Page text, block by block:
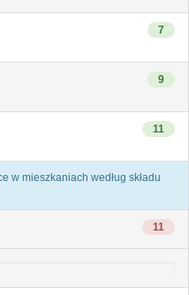
7
9
11
w mieszkaniach według składu
11